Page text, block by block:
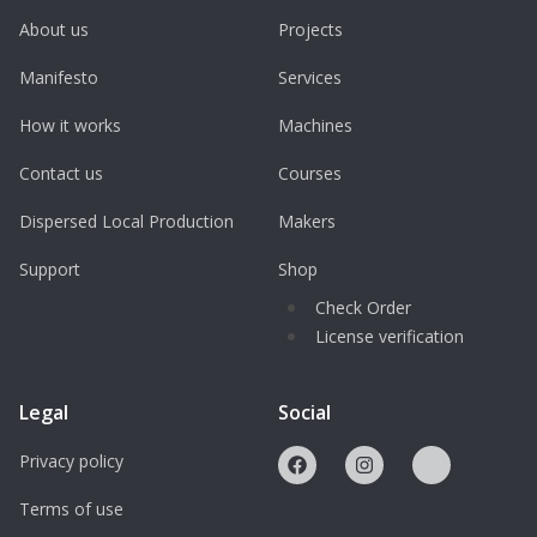
Produktdesigner:innen, Archäolog:innen,
Forscher:innen und Entwickler:innen
Technische Spezifikationen
erweiterbar durch Mehrfachscans
• Technologie: Strukturiertes Blaulicht
• Exportformate: STL, OBJ, IGES, STEP, u. v. m.
• Anschluss: USB 2.0
• Kompatibilität: Windows-PCs mit Geomagic
About us
Manifesto
How it works
Contact us
Dispersed Local Production
Support
Projects
Services
Machines
Courses
Makers
Shop
Check Order
License verification
Legal
Privacy policy
Terms of use
Social